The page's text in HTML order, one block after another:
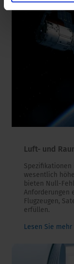
Luft- und
wesentlich
bieten Null-
Anforderungen
Flugzeugen,
erfüllen.
Lesen Sie mehr